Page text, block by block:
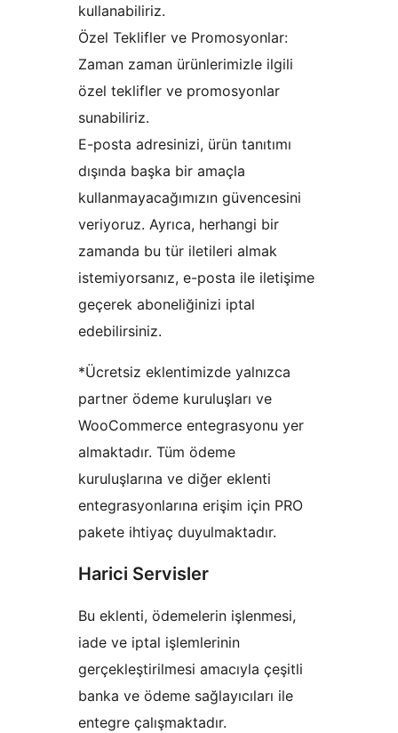
kullanabiliriz.
Özel Teklifler ve Promosyonlar:
Zaman zaman ürünlerimizle ilgili
özel teklifler ve promosyonlar
sunabiliriz.
E-posta adresinizi, ürün tanıtımı
dışında başka bir amaçla
kullanmayacağımızın güvencesini
veriyoruz. Ayrıca, herhangi bir
zamanda bu tür iletileri almak
istemiyorsanız, e-posta ile iletişime
geçerek aboneliğinizi iptal
edebilirsiniz.
*Ücretsiz eklentimizde yalnızca
partner ödeme kuruluşları ve
WooCommerce entegrasyonu yer
almaktadır. Tüm ödeme
kuruluşlarına ve diğer eklenti
entegrasyonlarına erişim için PRO
pakete ihtiyaç duyulmaktadır.
Harici Servisler
Bu eklenti, ödemelerin işlenmesi,
iade ve iptal işlemlerinin
gerçekleştirilmesi amacıyla çeşitli
banka ve ödeme sağlayıcıları ile
entegre çalışmaktadır.